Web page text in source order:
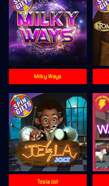
Tesla Jolt
Milky Ways